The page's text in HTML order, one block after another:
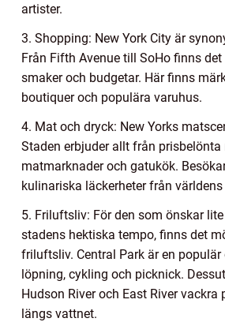
artister.
3. Shopping: New York City är
Från Fifth Avenue till SoHo finns
smaker och budgetar. Här finns
boutiquer och populära varuhus.
4. Mat och dryck: New Yorks
Staden erbjuder allt från prisbelönta
matmarknader och gatukök.
kulinariska läckerheter från
5. Friluftsliv: För den som önskar
stadens hektiska tempo, finns det
friluftsliv. Central Park är en
löpning, cykling och picknick.
Hudson River och East River vackra
längs vattnet.